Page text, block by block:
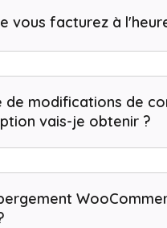
vous facturez à
de modifications de
vais-je obtenir ?